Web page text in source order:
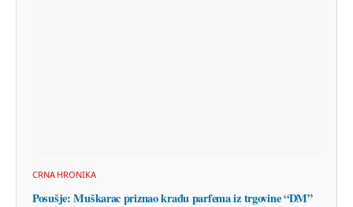
CRNA HRONIKA
Posušje: Muškarac priznao krađu parfema iz trgovine “DM”